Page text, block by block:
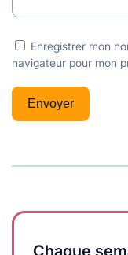
Enregistrer mon
navigateur pour mon
Chaque